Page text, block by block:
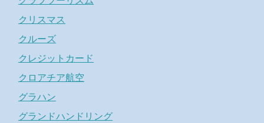
クリスマス
クルーズ
クレジットカード
クロアチア航空
グラハン
グランドハンドリング